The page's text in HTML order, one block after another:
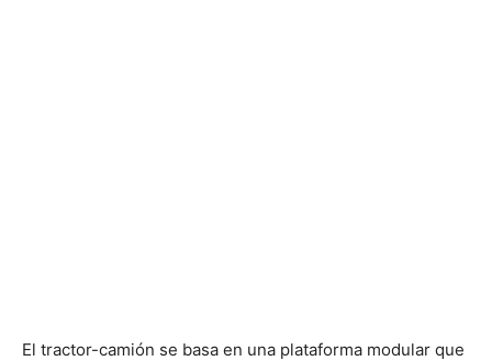
El tractor-camión se basa en una plataforma modular que